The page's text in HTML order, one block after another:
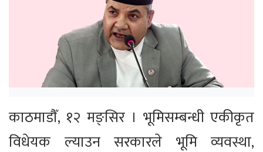
काठमाडौँ, १२ मङ्सिर । भूमिसम्बन्धी एकीकृत
विधेयक ल्याउन सरकारले भूमि व्यवस्था,